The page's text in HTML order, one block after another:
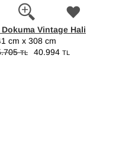
Dokuma Vintage Hali
cm x 308 cm
TL 40.994 TL